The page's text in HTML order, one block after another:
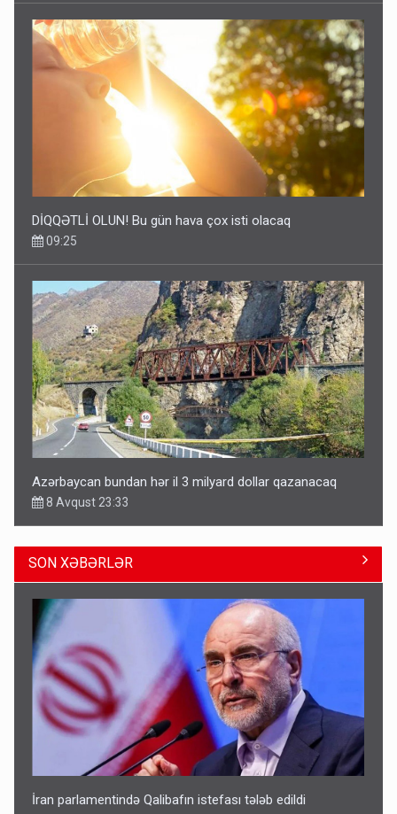
DİQQƏTLİ OLUN! Bu gün hava çox isti olacaq
09:25
Azərbaycan bundan hər il 3 milyard dollar qazanacaq
8 Avqust 23:33
Avtomobil sahiblərinin nəzərinə: Kasko bahalaşır -
SƏBƏBLƏR
SON XƏBƏRLƏR
İran parlamentində Qalibafın istefası tələb edildi